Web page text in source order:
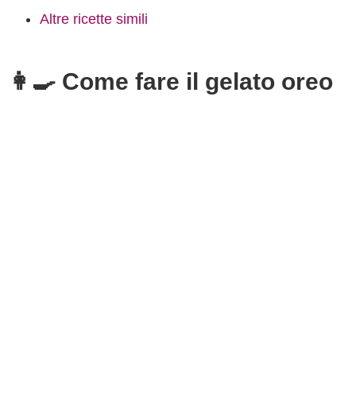
Altre ricette simili
👩‍🍳 Come fare il gelato oreo